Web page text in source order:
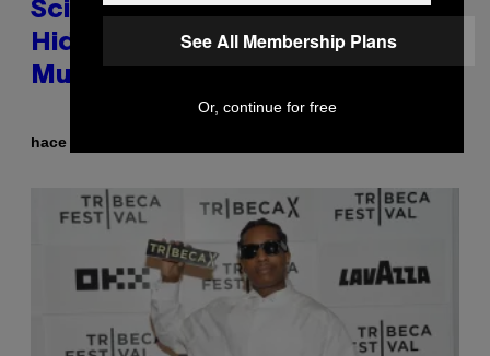
Scientists Found Smallpox DNA
Hidden in 500-Year-Old Chilean
Mummies
hace 3 horas
See All Membership Plans
Or, continue for free